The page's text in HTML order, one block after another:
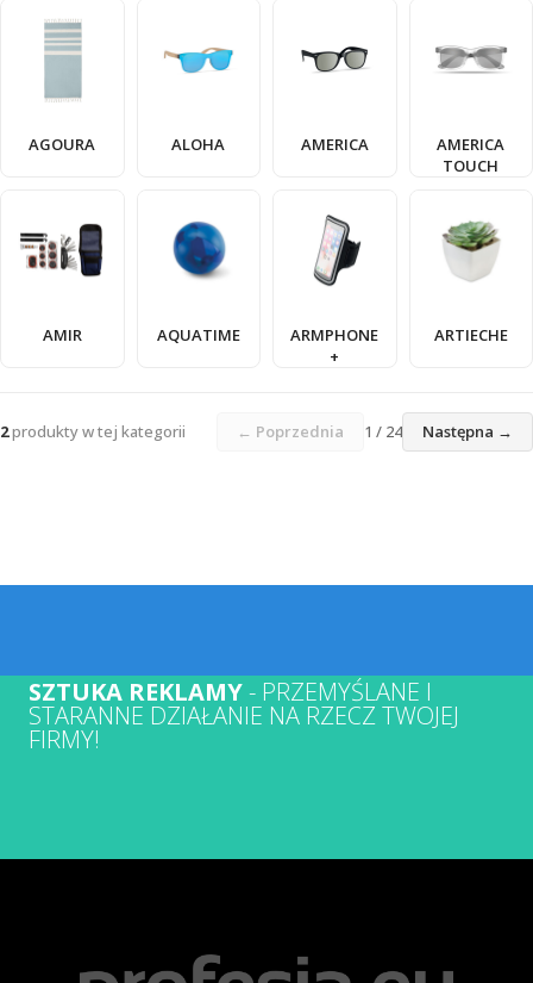
AGOURA ALOHA AMERICA
AMERICA
TOUCH
AMIR AQUATIME
ARMPHONE
+
ARTIECHE
2produkty w tej kategorii ← Poprzednia 1 / 24 Następna →
SZTUKA REKLAMY- PRZEMYŚLANE I
STARANNE DZIAŁANIE NA RZECZ TWOJEJ
FIRMY!